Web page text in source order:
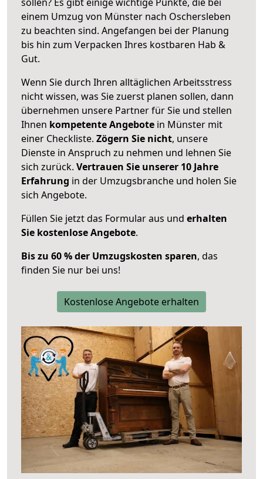
einem Umzug von Münster nach Oschersleben
zu beachten sind. Angefangen bei der Planung
bis hin zum Verpacken Ihres kostbaren Hab &
Gut.
Wenn Sie durch Ihren alltäglichen Arbeitsstress
nicht wissen, was Sie zuerst planen sollen, dann
übernehmen unsere Partner für Sie und stellen
Ihnen kompetente Angebote in Münster mit
einer Checkliste. Zögern Sie nicht, unsere
Dienste in Anspruch zu nehmen und lehnen Sie
sich zurück. Vertrauen Sie unserer 10 Jahre
Erfahrung in der Umzugsbranche und holen Sie
sich Angebote.
Füllen Sie jetzt das Formular aus und erhalten
Sie kostenlose Angebote.
Bis zu 60 % der Umzugskosten sparen, das
finden Sie nur bei uns!
Kostenlose Angebote erhalten